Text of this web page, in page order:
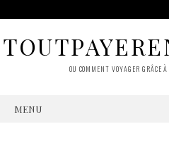
OU COMMENT VOYAGER GRÂCE
MENU